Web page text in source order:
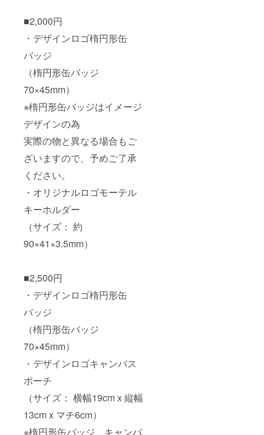
■2,000円
・デザインロゴ楕円形缶
バッジ
（楕円形缶バッジ
70×45mm）
※楕円形缶バッジはイメージ
デザインの為
実際の物と異なる場合もご
ざいますので、予めご了承
ください。
・オリジナルロゴモーテル
キーホルダー
（サイズ： 約
90×41×3.5mm）
■2,500円
・デザインロゴ楕円形缶
バッジ
（楕円形缶バッジ
70×45mm）
・デザインロゴキャンバス
ポーチ
（サイズ： 横幅19cm x 縦幅
13cm x マチ6cm）
※楕円形缶バッジ、キャンバ